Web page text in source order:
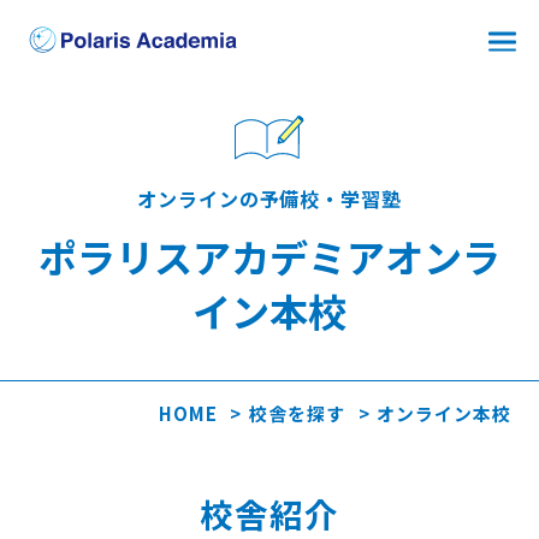
オンラインの予備校・学習塾
ポラリスアカデミアオンラ
イン本校
HOME 校舎を探す オンライン本校
校舎紹介